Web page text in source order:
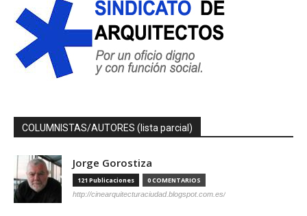
COLUMNISTAS/AUTORES (lista parcial)
Jorge Gorostiza
121 Publicaciones 0 COMENTARIOS
http://cinearquitecturaciudad.blogspot.com.es/